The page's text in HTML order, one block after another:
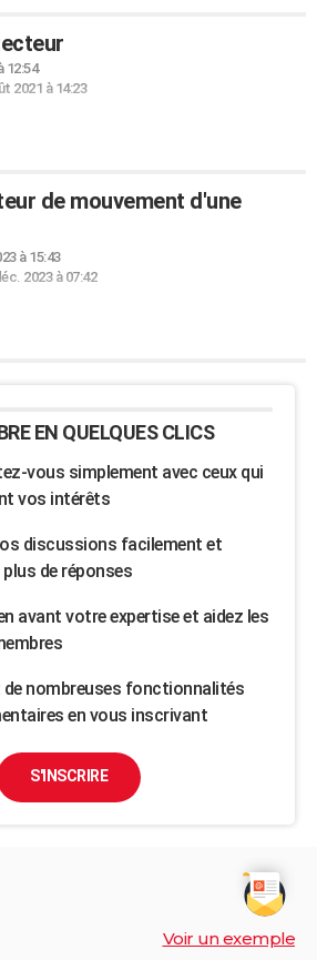
12:54
2021 à 14:23
de mouvement d'une
à 15:43
2023 à 07:42
EN QUELQUES CLICS
vous simplement avec ceux qui
vos intérêts
discussions facilement et
de réponses
avant votre expertise et aidez les
nombreuses fonctionnalités
en vous inscrivant
S'INSCRIRE
Voir un exemple